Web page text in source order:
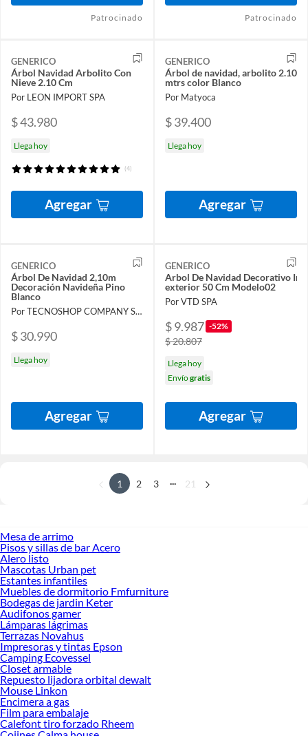
Patrocinado Patrocinado
GENERICO
Árbol Navidad Arbolito Con
Nieve 2.10 Cm
Por LEON IMPORT SPA
$ 43.980
Llega hoy
(4)
Agregar
GENERICO
Árbol de navidad, arbolito 2.10
mtrs color Blanco
Por Matyoca
$ 39.400
Llega hoy
Agregar
GENERICO
Árbol De Navidad 2,10m
Decoración Navideña Pino
Blanco
Por TECNOSHOP COMPANY SPA
$ 30.990
Llega hoy
Agregar
GENERICO
Arbol De Navidad Decorativo
exterior 50 Cm Modelo02
Por VTD SPA
$ 9.987 -52%
$ 20.807
Llega hoy
Envíogratis
Agregar
1 2 3 ... 21
Mesa de arrimo
Pisos y sillas de bar Acero
Alero listo
Mascotas Urban pet
Estantes infantiles
Muebles de dormitorio Fmfurniture
Bodegas de jardin Keter
Audifonos gamer
Lámparas lágrimas
Terrazas Novahus
Impresoras y tintas Epson
Camping Ecovessel
Closet armable
Repuesto lijadora orbital dewalt
Mouse Linkon
Encimera a gas
Film para embalaje
Calefont tiro forzado Rheem